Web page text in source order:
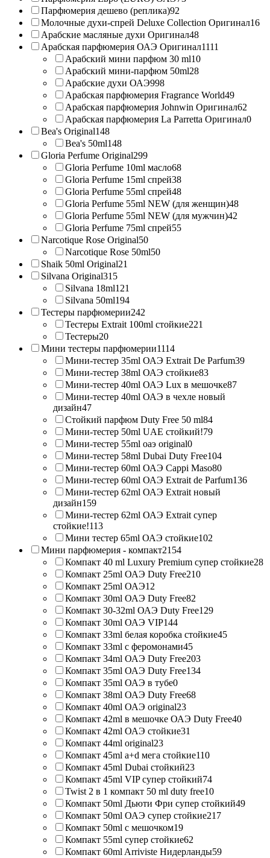
Парфюмерия дешево (реплика)92
Молочные духи-спрей Deluxe Collection Оригинал16
Арабские масляные духи Оригинал48
Арабская парфюмерия ОАЭ Оригинал1111
Арабский мини парфюм 30 ml10
Арабский мини-парфюм 50ml28
Арабские духи ОАЭ998
Арабская парфюмерия Fragrance World49
Арабская парфюмерия Johnwin Оригинал62
Арабская парфюмерия La Parretta Оригинал0
Bea's Original148
Bea's 50ml148
Gloria Perfume Original299
Gloria Perfume 10ml масло68
Gloria Perfume 15ml спрей38
Gloria Perfume 55ml спрей48
Gloria Perfume 55ml NEW (для женщин)48
Gloria Perfume 55ml NEW (для мужчин)42
Gloria Perfume 75ml спрей55
Narcotique Rose Original50
Narcotique Rose 50ml50
Shaik 50ml Original21
Silvana Original315
Silvana 18ml121
Silvana 50ml194
Тестеры парфюмерии242
Тестеры Extrait 100ml стойкие221
Тестеры20
Мини тестеры парфюмерии1114
Мини-тестер 35ml ОАЭ Extrait De Parfum39
Мини-тестер 38ml ОАЭ стойкие83
Мини-тестер 40ml ОАЭ Lux в мешочке87
Мини-тестер 40ml ОАЭ в чехле новый
дизайн47
Стойкий парфюм Duty Free 50 ml84
Мини-тестер 50ml UAE стойкий!79
Мини-тестер 55ml оаэ original0
Мини-тестер 58ml Dubai Duty Free104
Мини-тестер 60ml ОАЭ Cappi Maso80
Мини-тестер 60ml ОАЭ Extrait de Parfum136
Мини-тестер 62ml ОАЭ Extrait новый
дизайн159
Мини-тестер 62ml ОАЭ Extrait супер
стойкие!113
Мини тестер 65ml ОАЭ стойкие102
Мини парфюмерия - компакт2154
Компакт 40 ml Luxury Premium супер стойкие28
Компакт 25ml ОАЭ Duty Free210
Компакт 25ml ОАЭ12
Компакт 30ml ОАЭ Duty Free82
Компакт 30-32ml ОАЭ Duty Free129
Компакт 30ml ОАЭ VIP144
Компакт 33ml белая коробка стойкие45
Компакт 33ml с феромонами45
Компакт 34ml ОАЭ Duty Free203
Компакт 35ml ОАЭ Duty Free134
Компакт 35ml ОАЭ в тубе0
Компакт 38ml ОАЭ Duty Free68
Компакт 40ml ОАЭ original23
Компакт 42ml в мешочке ОАЭ Duty Free40
Компакт 42ml ОАЭ стойкие31
Компакт 44ml original23
Компакт 45ml a+d мега стойкие110
Компакт 45ml Dubai стойкий23
Компакт 45ml VIP супер стойкий74
Twist 2 в 1 компакт 50 ml duty free10
Компакт 50ml Дьюти Фри супер стойкий49
Компакт 50ml ОАЭ супер стойкие217
Компакт 50ml с мешочком19
Компакт 55ml супер стойкие62
Компакт 60ml Arriviste Нидерланды59